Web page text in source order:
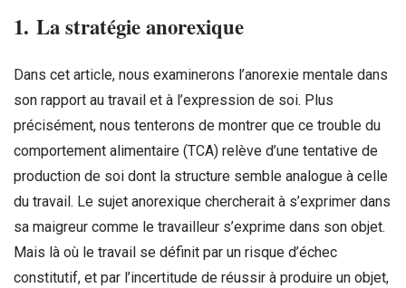
1. La stratégie anorexique
Dans cet article, nous examinerons l’anorexie mentale dans
son rapport au travail et à l’expression de soi. Plus
précisément, nous tenterons de montrer que ce trouble du
comportement alimentaire (TCA) relève d’une tentative de
production de soi dont la structure semble analogue à celle
du travail. Le sujet anorexique chercherait à s’exprimer dans
sa maigreur comme le travailleur s’exprime dans son objet.
Mais là où le travail se définit par un risque d’échec
constitutif, et par l’incertitude de réussir à produire un objet,